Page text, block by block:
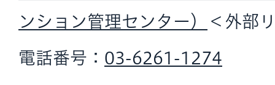
ンション管理センター）
＜外部
電話番号： 03-6261-1274